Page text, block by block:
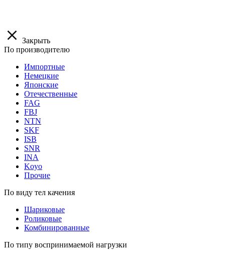
Закрыть
По производителю
Импортные
Немецкие
Японские
Отечественные
FAG
FBJ
NTN
SKF
ISB
SNR
INA
Koyo
Прочие
По виду тел качения
Шариковые
Роликовые
Комбинированные
По типу воспринимаемой нагрузки